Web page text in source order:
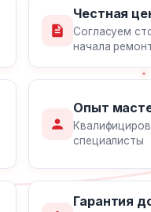
Честная
Согласуем
начала
Опыт
специалисты
Гарантия